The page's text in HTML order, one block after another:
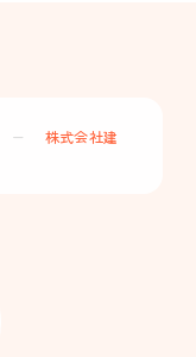
ー
株式会社建